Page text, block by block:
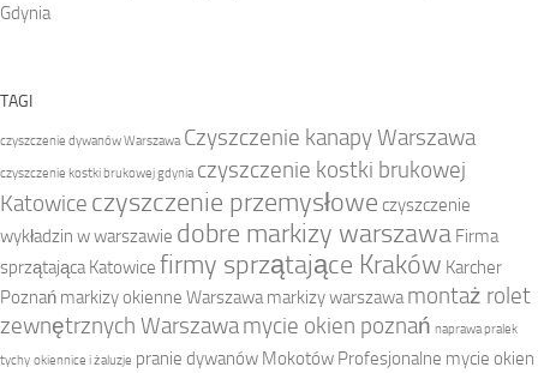
Gdynia
TAGI
czyszczenie dywanów Warszawa Czyszczenie kanapy Warszawa
czyszczenie kostki brukowej gdynia czyszczenie kostki brukowej
Katowice czyszczenie przemysłowe czyszczenie
wykładzin w warszawie dobre markizy warszawa Firma
sprzątająca Katowice firmy sprzątające Kraków Karcher
Poznań markizy okienne Warszawa markizy warszawa montaż rolet
zewnętrznych Warszawamycie okien poznań naprawa pralek
tychy okiennice i żaluzje pranie dywanów Mokotów Profesjonalne mycie okien